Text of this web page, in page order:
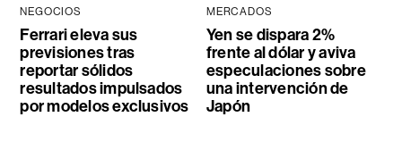
NEGOCIOS
Ferrari eleva sus
previsiones tras
reportar sólidos
resultados impulsados
por modelos exclusivos
MERCADOS
Yen se dispara 2%
frente al dólar y aviva
especulaciones sobre
una intervención de
Japón